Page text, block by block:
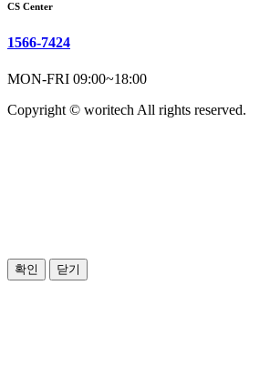
CS Center
1566-7424
MON-FRI 09:00~18:00
Copyright © woritech All rights reserved.
확인 닫기